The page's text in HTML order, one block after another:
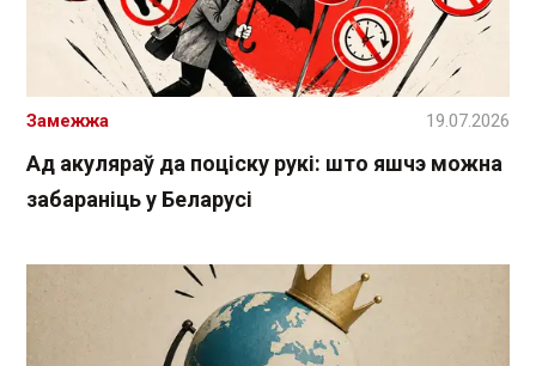
Ад акуляраў да поціску рукі: што яшчэ можна
забараніць у Беларусі
Замежжа 19.07.2026